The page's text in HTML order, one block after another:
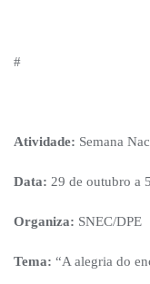
#
Atividade: Semana
Data: 29 de outubro a
Organiza: SNEC/DPE
Tema: “A alegria do